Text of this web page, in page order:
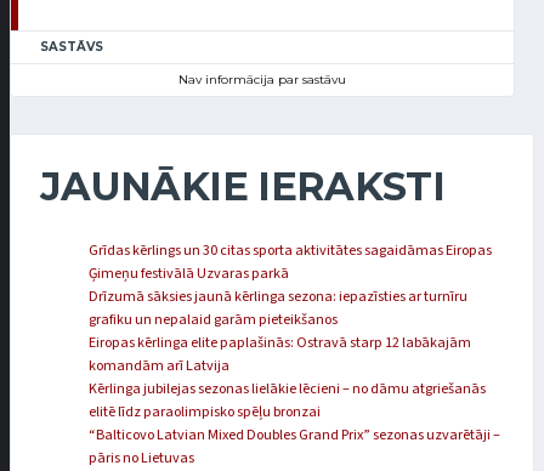
SASTĀVS
Nav informācija par sastāvu
JAUNĀKIE IERAKSTI
Grīdas kērlings un 30 citas sporta aktivitātes sagaidāmas Eiropas
Ģimeņu festivālā Uzvaras parkā
Drīzumā sāksies jaunā kērlinga sezona: iepazīsties ar turnīru
grafiku un nepalaid garām pieteikšanos
Eiropas kērlinga elite paplašinās: Ostravā starp 12 labākajām
komandām arī Latvija
Kērlinga jubilejas sezonas lielākie lēcieni – no dāmu atgriešanās
elitē līdz paraolimpisko spēļu bronzai
“Balticovo Latvian Mixed Doubles Grand Prix” sezonas uzvarētāji –
pāris no Lietuvas